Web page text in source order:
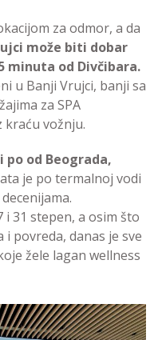
za odmor, a da
može biti dobar
minuta od Divčibara.
u Banji Vrujci, banji sa
za SPA
kraću vožnju.
po od Beograda,
je po termalnoj vodi
31 stepen, a osim što
povreda, danas je sve
žele lagan wellness